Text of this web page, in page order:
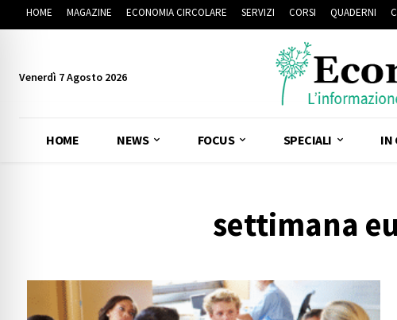
HOME MAGAZINE ECONOMIA CIRCOLARE SERVIZI CORSI QUADERNI
Venerdì 7 Agosto 2026
HOME NEWS FOCUS SPECIALI IN
settimana